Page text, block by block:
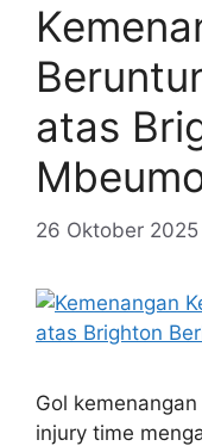
atas
26 Oktober 2025
Gol
injury time